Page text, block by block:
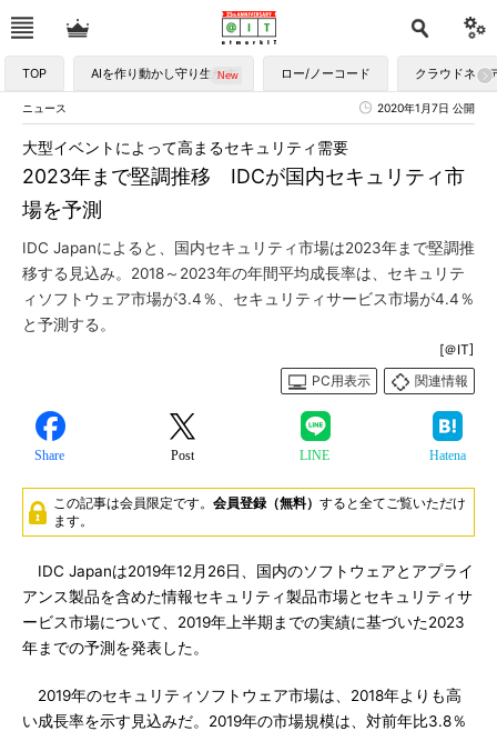
TOP AIを作り動かし守り生かす ロー/ノーコード クラウドネイ
ニュース 2020年1月7日 公開
2023年まで堅調推移 IDCが国内セキュリティ市
場を予測
大型イベントによって高まるセキュリティ需要
IDC Japanによると、国内セキュリティ市場は2023年まで堅調推
移する見込み。2018～2023年の年間平均成長率は、セキュリテ
ィソフトウェア市場が3.4％、セキュリティサービス市場が4.4％
と予測する。
[＠IT]
PC用表示
関連情報
Share Post LINE Hatena
この記事は会員限定です。 会員登録（無料） すると全てご覧いただけ
ます。
IDC Japanは2019年12月26日、国内のソフトウェアとアプライ
アンス製品を含めた情報セキュリティ製品市場とセキュリティサ
ービス市場について、2019年上半期までの実績に基づいた2023
年までの予測を発表した。
2019年のセキュリティソフトウェア市場は、2018年よりも高
い成長率を示す見込みだ。2019年の市場規模は、対前年比3.8％